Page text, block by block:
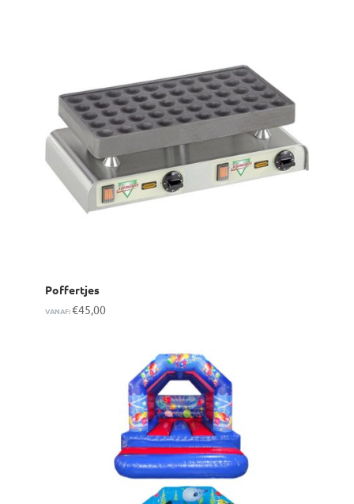
Poffertjes
VANAF:€45,00